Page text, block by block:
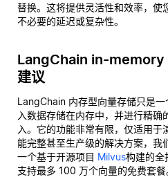
替换。这将提供灵活性和效率，使
不必要的延迟或复杂性。
LangChain in-
建议
LangChain 内存型向量存储只是
入数据存储在内存中，并进行精
入。它的功能非常有限，仅适用
能完整甚至生产级的解决方案，我
一个基于开源项目 Milvus构建的全
支持最多 100 万个向量的免费套餐